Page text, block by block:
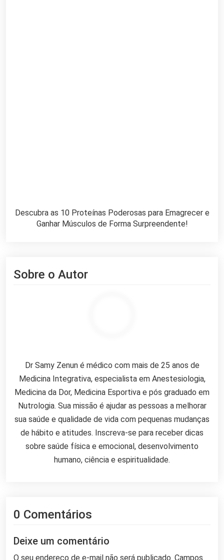
Descubra as 10 Proteínas Poderosas para Emagrecer e
Ganhar Músculos de Forma Surpreendente!
Sobre o Autor
Dr Samy Zenun é médico com mais de 25 anos de
Medicina Integrativa, especialista em Anestesiologia,
Medicina da Dor, Medicina Esportiva e pós graduado em
Nutrologia. Sua missão é ajudar as pessoas a melhorar
sua saúde e qualidade de vida com pequenas mudanças
de hábito e atitudes. Inscreva-se para receber dicas
sobre saúde física e emocional, desenvolvimento
humano, ciência e espiritualidade.
0 Comentários
Deixe um comentário
O seu endereço de e-mail não será publicado. Campos